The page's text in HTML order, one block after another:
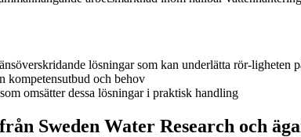
lösningar som kan underlätta rör-ligheten
kompetensutbud och behov
omsätter dessa lösningar i praktisk handling
Sweden Water Research och